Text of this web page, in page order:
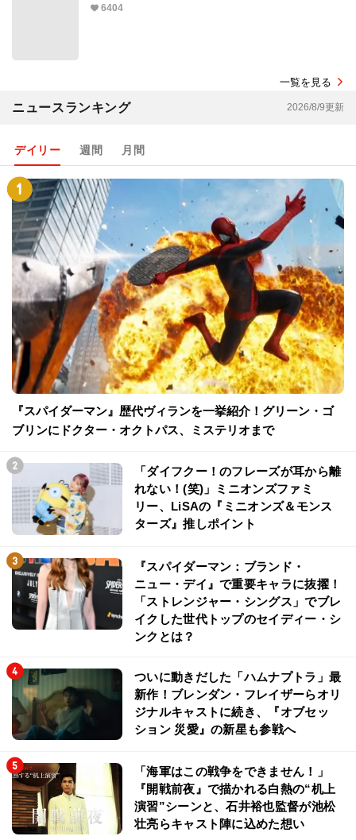
6404
一覧を見る
ニュースランキング 2026/8/9更新
デイリー 週間 月間
『スパイダーマン』歴代ヴィランを一挙紹介！グリーン・ゴ
ブリンにドクター・オクトパス、ミステリオまで
「ダイフクー！のフレーズが耳から離
れない！(笑)」ミニオンズファミ
リー、LiSAの『ミニオンズ＆モンス
ターズ』推しポイント
『スパイダーマン：ブランド・
ニュー・デイ』で重要キャラに抜擢！
「ストレンジャー・シングス」でブレ
イクした世代トップのセイディー・シ
ンクとは？
ついに動きだした「ハムナプトラ」最
新作！ブレンダン・フレイザーらオリ
ジナルキャストに続き、『オブセッ
ション 災愛』の新星も参戦へ
「海軍はこの戦争をできません！」
『開戦前夜』で描かれる白熱の“机上
演習”シーンと、石井裕也監督が池松
壮亮らキャスト陣に込めた想い